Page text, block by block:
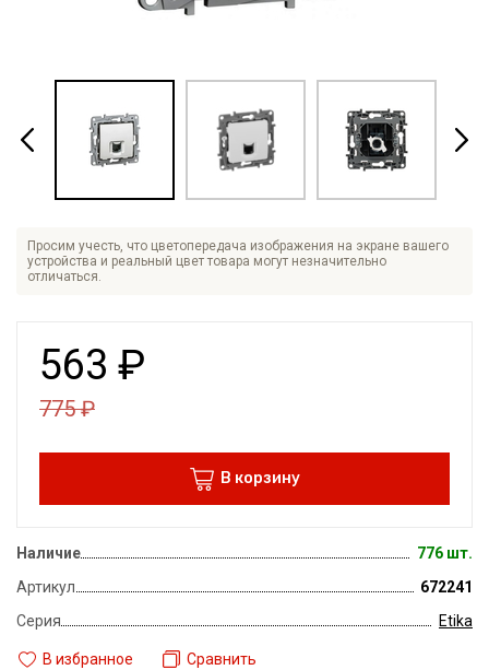
Просим учесть, что цветопередача изображения на экране вашего
устройства и реальный цвет товара могут незначительно
отличаться.
563 ₽
775₽
В корзину
Наличие
776 шт.
Артикул
672241
Серия
Etika
В избранное Сравнить